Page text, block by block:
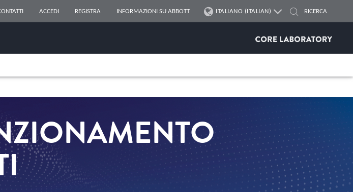
ACCEDI REGISTRA INFORMAZIONI SU ABBOTT ITALIANO (ITALIAN)